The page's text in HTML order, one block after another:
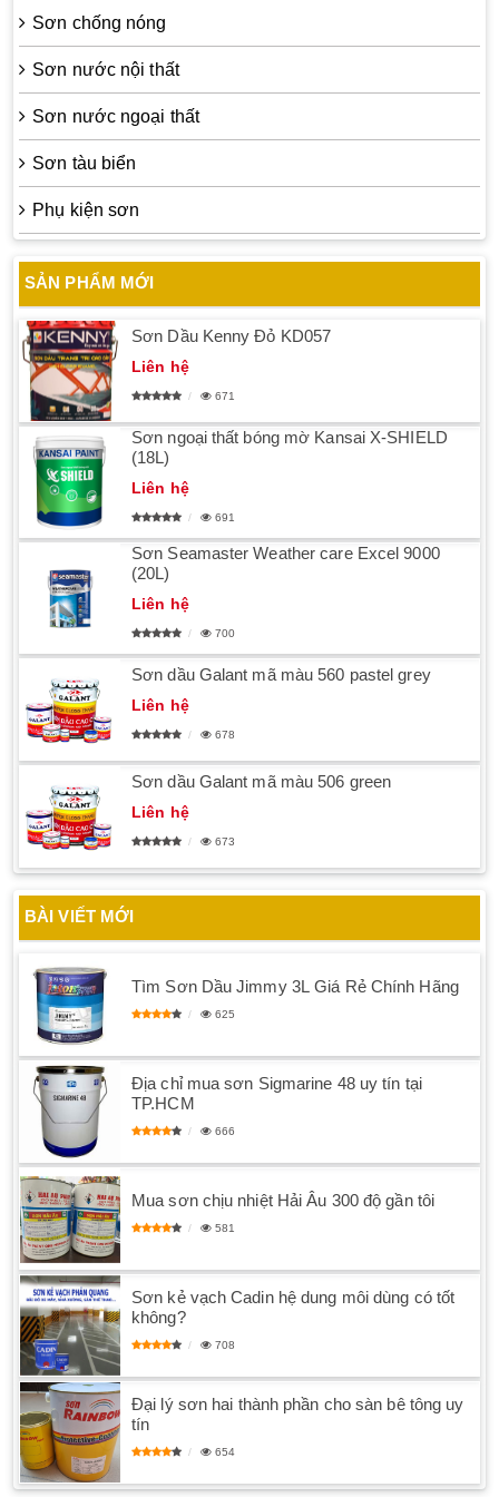
Sơn chống nóng
Sơn nước nội thất
Sơn nước ngoại thất
Sơn tàu biển
Phụ kiện sơn
SẢN PHẨM MỚI
Sơn Dầu Kenny Đỏ KD057
Liên hệ
671
Sơn ngoại thất bóng mờ Kansai X-SHIELD
(18L)
Liên hệ
691
Sơn Seamaster Weather care Excel 9000
(20L)
Liên hệ
700
Sơn dầu Galant mã màu 560 pastel grey
Liên hệ
678
Sơn dầu Galant mã màu 506 green
Liên hệ
673
BÀI VIẾT MỚI
Tìm Sơn Dầu Jimmy 3L Giá Rẻ Chính Hãng
625
Địa chỉ mua sơn Sigmarine 48 uy tín tại
TP.HCM
666
Mua sơn chịu nhiệt Hải Âu 300 độ gần tôi
581
Sơn kẻ vạch Cadin hệ dung môi dùng có tốt
không?
708
Đại lý sơn hai thành phần cho sàn bê tông uy
tín
654